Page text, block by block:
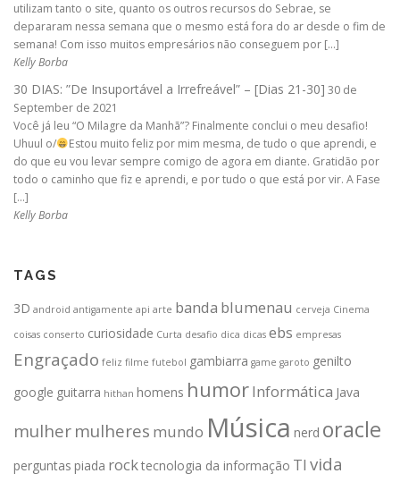
utilizam tanto o site, quanto os outros recursos do Sebrae, se
depararam nessa semana que o mesmo está fora do ar desde o fim de
semana! Com isso muitos empresários não conseguem por […]
Kelly Borba
30 DIAS: ”De Insuportável a Irrefreável” – [Dias 21-30] 30 de
September de 2021
Você já leu “O Milagre da Manhã”? Finalmente conclui o meu desafio!
Uhuul o/
Estou muito feliz por mim mesma, de tudo o que aprendi, e
do que eu vou levar sempre comigo de agora em diante. Gratidão por
todo o caminho que fiz e aprendi, e por tudo o que está por vir. A Fase
[…]
Kelly Borba
TAGS
3D android antigamente api arte banda blumenau cerveja Cinema
coisas conserto curiosidade Curta desafio dica dicas ebs empresas
Engraçado feliz filme futebol gambiarra game garoto genilto
google guitarra hithan homens humorInformática Java
mulher mulheres mundo Música nerd oracle
perguntas piada rocktecnologia da informação TI vida